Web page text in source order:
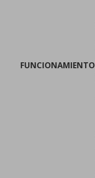
FUNCIONAMIENTO